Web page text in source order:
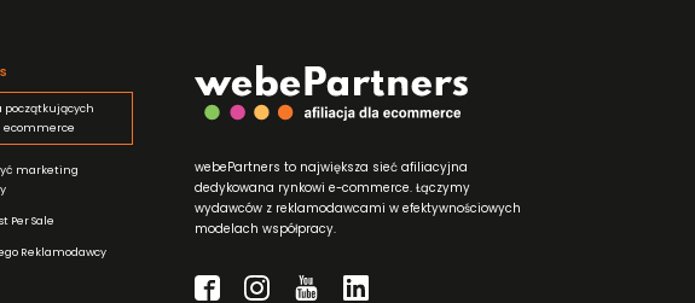
początkujących
ecommerce
marketing
Per Sale
Reklamodawcy
webePartners to największa sieć afiliacyjna
dedykowana rynkowi e-commerce. Łączymy
wydawców z reklamodawcami w efektywnościowych
modelach współpracy.